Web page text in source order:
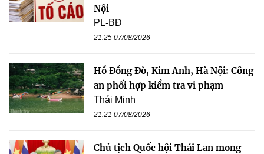
Nội
PL-BĐ
21:25 07/08/2026
Hồ Đồng Đò, Kim Anh, Hà Nội: Công
an phối hợp kiểm tra vi phạm
Thái Minh
21:21 07/08/2026
Chủ tịch Quốc hội Thái Lan mong